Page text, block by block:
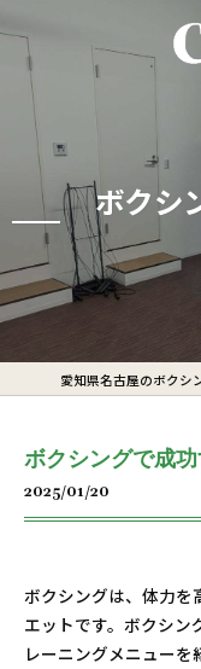
ボクシ
ボクシングで成
2025/01/20
ボクシングは、体力を
エットです。ボクシン
レーニングメニュー